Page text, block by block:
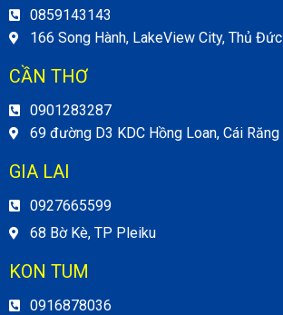
0859143143
166 Song Hành, LakeView City, Thủ Đức
CẦN THƠ
0901283287
69 đường D3 KDC Hồng Loan, Cái Răng
GIA LAI
0927665599
68 Bờ Kè, TP Pleiku
KON TUM
0916878036